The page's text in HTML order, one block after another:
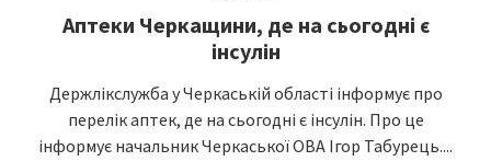
Аптеки Черкащини, де на сьогодні є
інсулін
Держлікслужба у Черкаській області інформує про
перелік аптек, де на сьогодні є інсулін. Про це
інформує начальник Черкаської ОВА Ігор Табурець....